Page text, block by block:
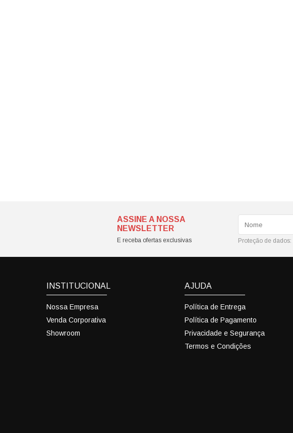
ASSINE A NOSSA
NEWSLETTER
E receba ofertas exclusivas Proteção de dados:
INSTITUCIONAL
Nossa Empresa
Venda Corporativa
Showroom
AJUDA
Política de Entrega
Política de Pagamento
Privacidade e Segurança
Termos e Condições